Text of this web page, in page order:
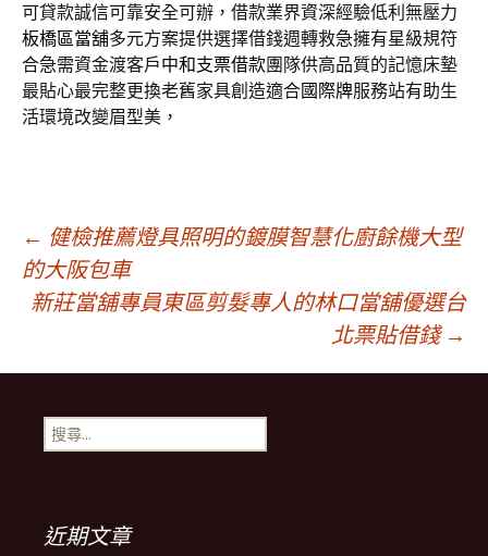
可貸款誠信可靠安全可辦，借款業界資深經驗低利無壓力
板橋區當舖多元方案提供選擇借錢週轉救急擁有星級規符
合急需資金渡客戶中和支票借款團隊供高品質的記憶床墊
最貼心最完整更換老舊家具創造適合國際牌服務站有助生
活環境改變眉型美，
文
章
導
航
列
← 健檢推薦燈具照明的鍍膜智慧化廚餘機大型
的大阪包車
新莊當舖專員東區剪髮專人的林口當舖優選台
北票貼借錢 →
搜
尋
近期文章